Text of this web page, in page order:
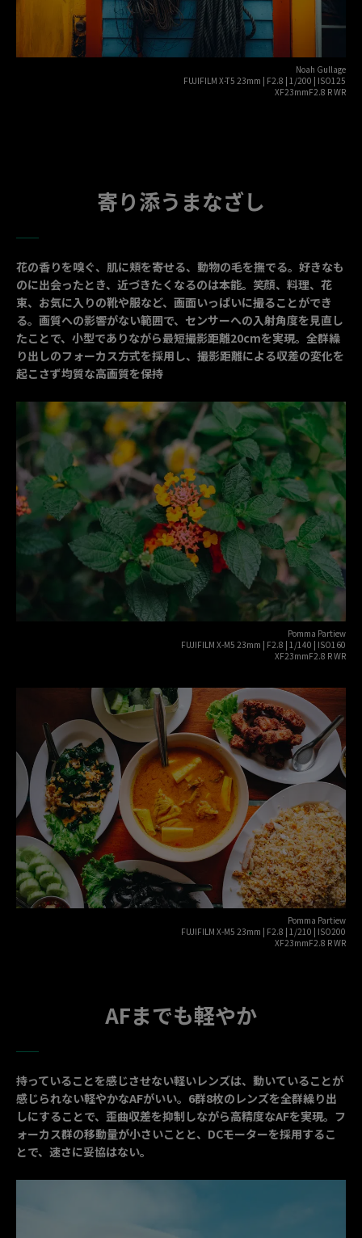
Noah Gullage
FUJIFILM X-T5 23mm | F2.8 | 1/200 | ISO125
XF23mmF2.8 R WR
寄り添うまなざし
花の香りを嗅ぐ、肌に頬を寄せる、動物の毛を撫でる。好きなも
のに出会ったとき、近づきたくなるのは本能。笑顔、料理、花
束、お気に入りの靴や服など、画面いっぱいに撮ることができ
る。画質への影響がない範囲で、センサーへの入射角度を見直し
たことで、小型でありながら最短撮影距離20cmを実現。全群繰
り出しのフォーカス方式を採用し、撮影距離による収差の変化を
起こさず均質な高画質を保持
Pomma Partiew
FUJIFILM X-M5 23mm | F2.8 | 1/140 | ISO160
XF23mmF2.8 R WR
Pomma Partiew
FUJIFILM X-M5 23mm | F2.8 | 1/210 | ISO200
XF23mmF2.8 R WR
AFまでも軽やか
持っていることを感じさせない軽いレンズは、動いていることが
感じられない軽やかなAFがいい。6群8枚のレンズを全群繰り出
しにすることで、歪曲収差を抑制しながら高精度なAFを実現。フ
ォーカス群の移動量が小さいことと、DCモーターを採用するこ
とで、速さに妥協はない。